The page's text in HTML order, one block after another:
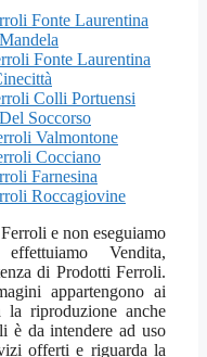
Fonte Laurentina
Fonte Laurentina
Colli Portuensi
Soccorso
Valmontone
Cocciano
Farnesina
Roccagiovine
e non eseguiamo
Vendita,
di Prodotti Ferroli.
appartengono ai
riproduzione anche
è da intendere ad uso
offerti e riguarda la